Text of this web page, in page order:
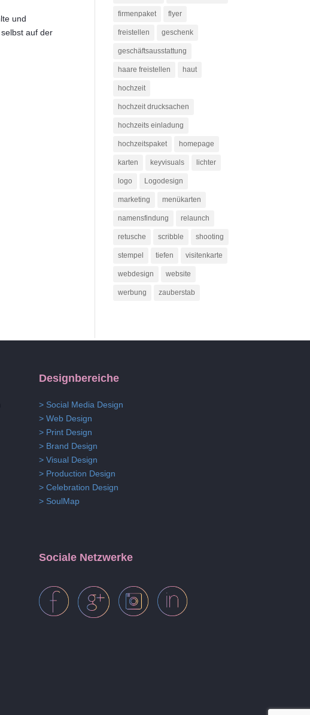
und
auf der
firmenpaket flyer
freistellen geschenk
geschäftsausstattung
haare freistellen haut
hochzeit
hochzeit drucksachen
hochzeits einladung
hochzeitspaket homepage
karten keyvisuals lichter
logo Logodesign
marketing menükarten
namensfindung relaunch
retusche scribble shooting
stempel tiefen visitenkarte
webdesign website
werbung zauberstab
Designbereiche
> Social Media Design
> Web Design
> Print Design
> Brand Design
> Visual Design
> Production Design
> Celebration Design
> SoulMap
Sociale Netzwerke